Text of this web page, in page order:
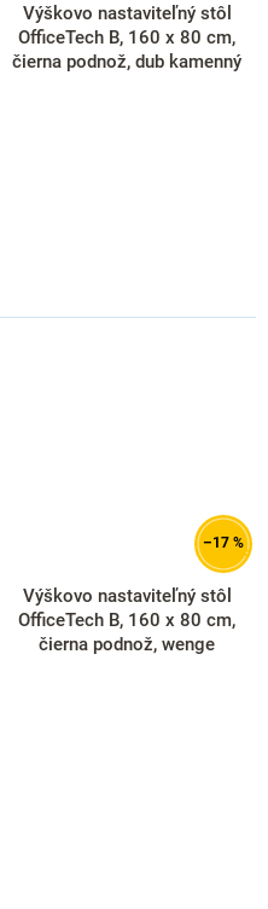
Výškovo nastaviteľný stôl
OfficeTech B, 160 x 80 cm,
čierna podnož, dub kamenný
–17 %
Výškovo nastaviteľný stôl
OfficeTech B, 160 x 80 cm,
čierna podnož, wenge